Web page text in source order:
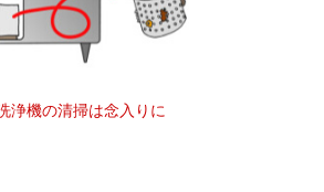
浄機の清掃は念入りに